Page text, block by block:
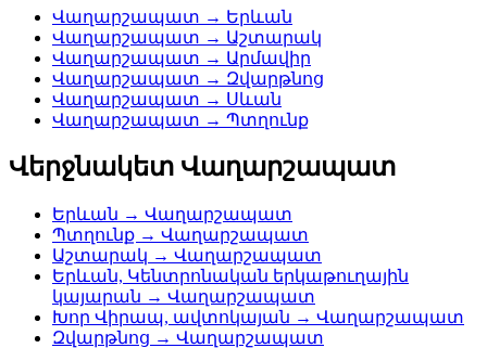
Վաղարշապատ → Երևան
Վաղարշապատ → Աշտարակ
Վաղարշապատ → Արմավիր
Վաղարշապատ → Զվարթնոց
Վաղարշապատ → Սևան
Վաղարշապատ → Պտղունք
Վերջնակետ Վաղարշապատ
Երևան → Վաղարշապատ
Պտղունք → Վաղարշապատ
Աշտարակ → Վաղարշապատ
Երևան, Կենտրոնական երկաթուղային
կայարան → Վաղարշապատ
Խոր Վիրապ, ավտոկայան → Վաղարշապատ
Զվարթնոց → Վաղարշապատ